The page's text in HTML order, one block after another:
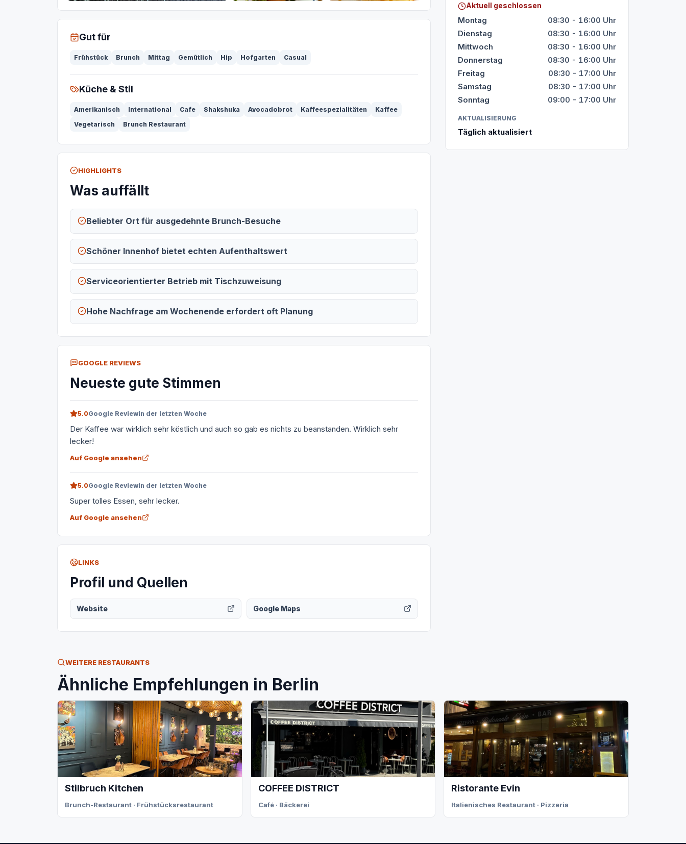
Gut für
Frühstück Brunch Mittag Gemütlich Hip Hofgarten Casual
Küche & Stil
Amerikanisch International Cafe Shakshuka Avocadobrot Kaffeespezialitäten
Kaffee
Vegetarisch
Brunch Restaurant
HIGHLIGHTS
Was auffällt
Beliebter Ort für ausgedehnte Brunch-Besuche
Schöner Innenhof bietet echten Aufenthaltswert
Serviceorientierter Betrieb mit Tischzuweisung
Hohe Nachfrage am Wochenende erfordert oft Planung
GOOGLE REVIEWS
Neueste gute Stimmen
5.0Google Reviewin der letzten Woche
Der Kaffee war wirklich sehr köstlich und auch so gab es nichts zu beanstanden. Wirklich sehr
lecker!
Auf Google ansehen
5.0Google Reviewin der letzten Woche
Super tolles Essen, sehr lecker.
Auf Google ansehen
LINKS
Profil und Quellen
Website Google Maps
Aktuell geschlossen
Montag
08:30 - 16:00 Uhr
Dienstag
08:30 - 16:00 Uhr
Mittwoch
08:30 - 16:00 Uhr
Donnerstag
08:30 - 16:00 Uhr
Freitag
08:30 - 17:00 Uhr
Samstag
08:30 - 17:00 Uhr
Sonntag
09:00 - 17:00 Uhr
AKTUALISIERUNG
Täglich aktualisiert
WEITERE RESTAURANTS
Ähnliche Empfehlungen in Berlin
Stilbruch Kitchen
Brunch-Restaurant · Frühstücksrestaurant
COFFEE DISTRICT
Café · Bäckerei
Ristorante Evin
Italienisches Restaurant · Pizzeria